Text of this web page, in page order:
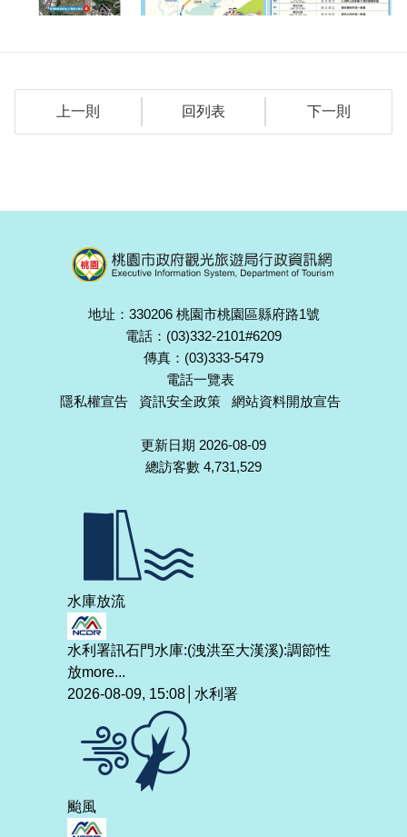
上一則 回列表 下一則
地址：330206 桃園市桃園區縣府路1號
電話：(03)332-2101#6209
傳真：(03)333-5479
電話一覽表
隱私權宣告
資訊安全政策 網站資料開放宣告
更新日期 2026-08-09
總訪客數 4,731,529
水庫放流
水利署訊石門水庫:(洩洪至大漢溪):調節性
放more...
2026-08-09, 15:08│水利署
颱風